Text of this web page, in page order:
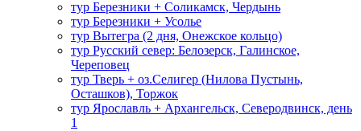
тур Березники + Соликамск, Чердынь
тур Березники + Усолье
тур Вытегра (2 дня, Онежское кольцо)
тур Русский север: Белозерск, Галинское,
Череповец
тур Тверь + оз.Селигер (Нилова Пустынь,
Осташков), Торжок
тур Ярославль + Архангельск, Северодвинск, день
1